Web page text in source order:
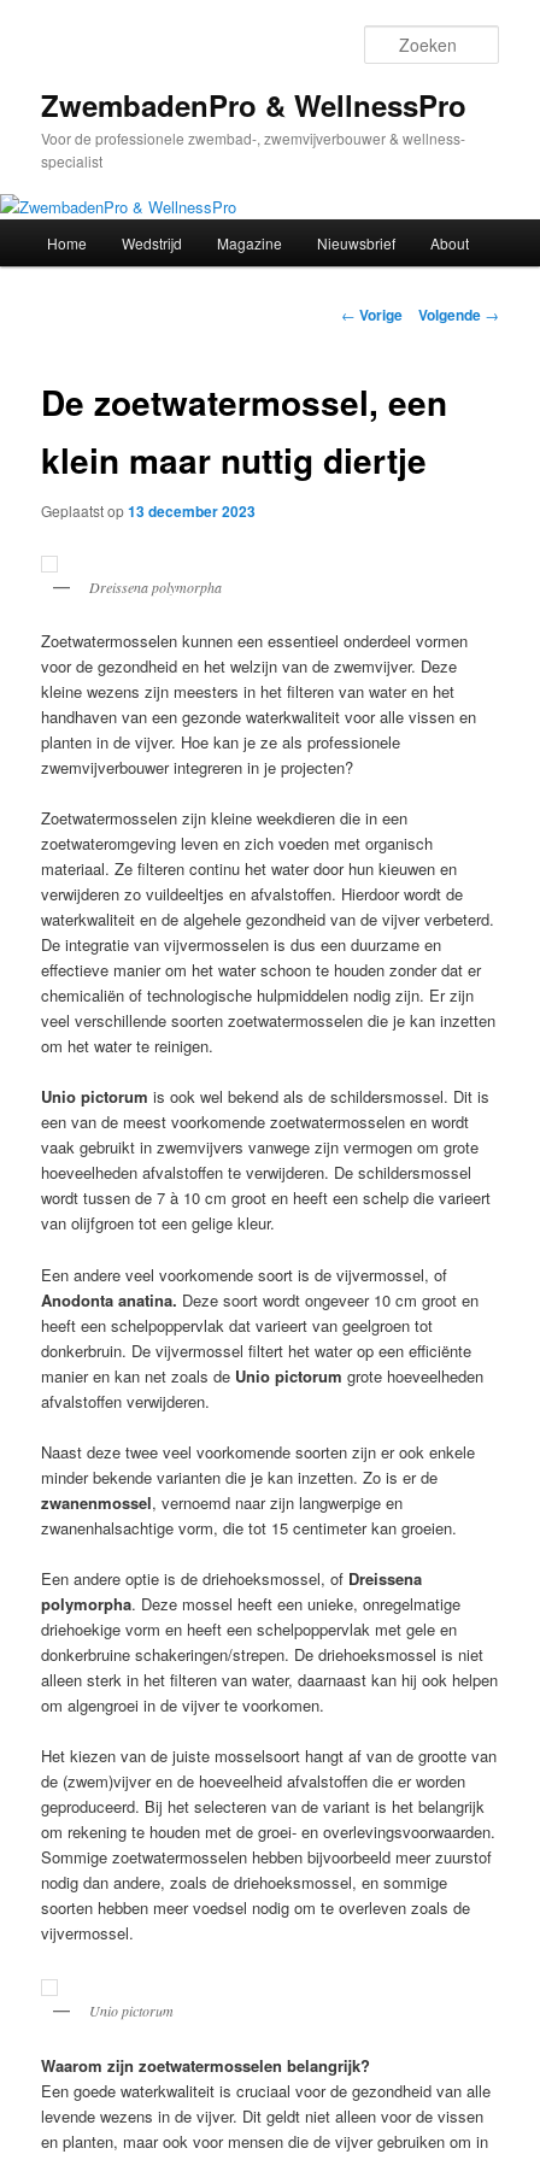
inhoudZwembadenPro & WellnessPro
Voor de professionele zwembad-, zwemvijverbouwer & wellness-
specialist
Home Wedstrijd Magazine Nieuwsbrief About
Bericht
← Vorige Volgende →
De zoetwatermossel, een
klein maar nuttig diertje
Geplaatst op13 december 2023
Dreissena polymorpha
Zoetwatermosselen kunnen een essentieel onderdeel vormen
voor de gezondheid en het welzijn van de zwemvijver. Deze
kleine wezens zijn meesters in het filteren van water en het
handhaven van een gezonde waterkwaliteit voor alle vissen en
planten in de vijver. Hoe kan je ze als professionele
zwemvijverbouwer integreren in je projecten?
Zoetwatermosselen zijn kleine weekdieren die in een
zoetwateromgeving leven en zich voeden met organisch
materiaal. Ze filteren continu het water door hun kieuwen en
verwijderen zo vuildeeltjes en afvalstoffen. Hierdoor wordt de
waterkwaliteit en de algehele gezondheid van de vijver verbeterd.
De integratie van vijvermosselen is dus een duurzame en
effectieve manier om het water schoon te houden zonder dat er
chemicaliën of technologische hulpmiddelen nodig zijn. Er zijn
veel verschillende soorten zoetwatermosselen die je kan inzetten
om het water te reinigen.
Unio pictorum is ook wel bekend als de schildersmossel. Dit is
een van de meest voorkomende zoetwatermosselen en wordt
vaak gebruikt in zwemvijvers vanwege zijn vermogen om grote
hoeveelheden afvalstoffen te verwijderen. De schildersmossel
wordt tussen de 7 à 10 cm groot en heeft een schelp die varieert
van olijfgroen tot een gelige kleur.
Een andere veel voorkomende soort is de vijvermossel, of
Anodonta anatina. Deze soort wordt ongeveer 10 cm groot en
heeft een schelpoppervlak dat varieert van geelgroen tot
donkerbruin. De vijvermossel filtert het water op een efficiënte
manier en kan net zoals de Unio pictorumgrote hoeveelheden
afvalstoffen verwijderen.
Naast deze twee veel voorkomende soorten zijn er ook enkele
minder bekende varianten die je kan inzetten. Zo is er de
zwanenmossel, vernoemd naar zijn langwerpige en
zwanenhalsachtige vorm, die tot 15 centimeter kan groeien.
Een andere optie is de driehoeksmossel, of Dreissena
polymorpha. Deze mossel heeft een unieke, onregelmatige
driehoekige vorm en heeft een schelpoppervlak met gele en
donkerbruine schakeringen/strepen. De driehoeksmossel is niet
alleen sterk in het filteren van water, daarnaast kan hij ook helpen
om algengroei in de vijver te voorkomen.
Het kiezen van de juiste mosselsoort hangt af van de grootte van
de (zwem)vijver en de hoeveelheid afvalstoffen die er worden
geproduceerd. Bij het selecteren van de variant is het belangrijk
om rekening te houden met de groei- en overlevingsvoorwaarden.
Sommige zoetwatermosselen hebben bijvoorbeeld meer zuurstof
nodig dan andere, zoals de driehoeksmossel, en sommige
soorten hebben meer voedsel nodig om te overleven zoals de
vijvermossel.
Unio pictorum
Waarom zijn zoetwatermosselen belangrijk?
Een goede waterkwaliteit is cruciaal voor de gezondheid van alle
levende wezens in de vijver. Dit geldt niet alleen voor de vissen
en planten, maar ook voor mensen die de vijver gebruiken om in